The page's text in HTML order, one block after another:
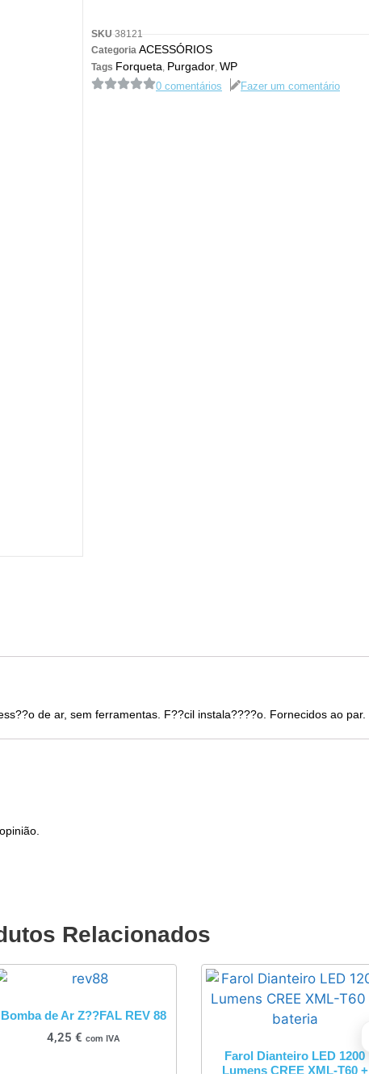
SKU 38121
Categoria ACESSÓRIOS
Tags Forqueta Purgador WP
0 comentários Fazer um comentário
de ar, sem ferramentas. F??cil instala????o. Fornecidos ao par.
Relacionados
Bomba de Ar Z??FAL REV 88
4,25 € com IVA
Farol Dianteiro LED 1200
Lumens CREE XML-T60 +